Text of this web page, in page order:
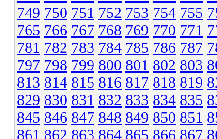
749 750 751 752 753 754 755
765 766 767 768 769 770 771
781 782 783 784 785 786 787
797 798 799 800 801 802 803
813 814 815 816 817 818 819
829 830 831 832 833 834 835
845 846 847 848 849 850 851
861 862 863 864 865 866 867